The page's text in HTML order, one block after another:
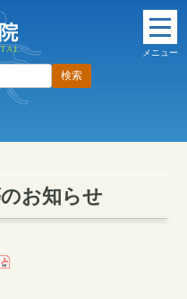
メニュー
お知らせ